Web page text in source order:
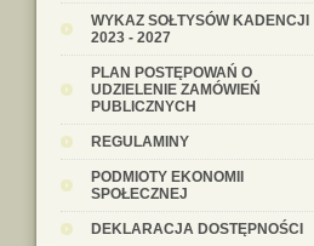
WYKAZ SOŁTYSÓW KADENCJI
2023 - 2027
PLAN POSTĘPOWAŃ O
UDZIELENIE ZAMÓWIEŃ
PUBLICZNYCH
REGULAMINY
PODMIOTY EKONOMII
SPOŁECZNEJ
DEKLARACJA DOSTĘPNOŚCI